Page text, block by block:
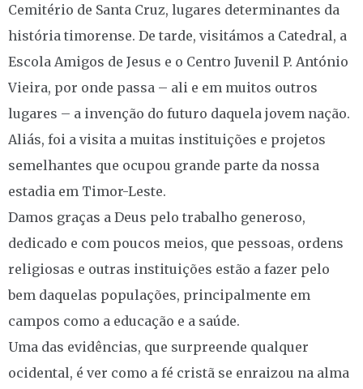
Cemitério de Santa Cruz, lugares determinantes da
história timorense. De tarde, visitámos a Catedral, a
Escola Amigos de Jesus e o Centro Juvenil P. António
Vieira, por onde passa – ali e em muitos outros
lugares – a invenção do futuro daquela jovem nação.
Aliás, foi a visita a muitas instituições e projetos
semelhantes que ocupou grande parte da nossa
estadia em Timor-Leste.
Damos graças a Deus pelo trabalho generoso,
dedicado e com poucos meios, que pessoas, ordens
religiosas e outras instituições estão a fazer pelo
bem daquelas populações, principalmente em
campos como a educação e a saúde.
Uma das evidências, que surpreende qualquer
ocidental, é ver como a fé cristã se enraizou na alma